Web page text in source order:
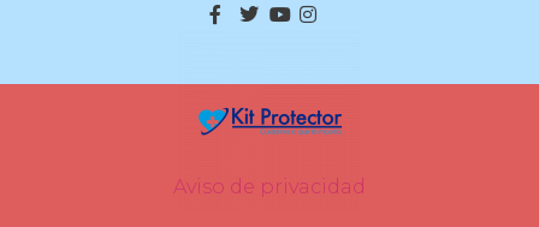
Aviso de privacidad